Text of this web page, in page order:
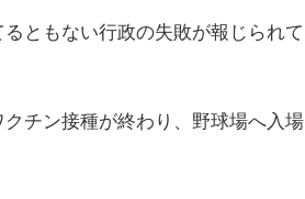
ともない行政の失敗が報じられて
チン接種が終わり、野球場へ入場